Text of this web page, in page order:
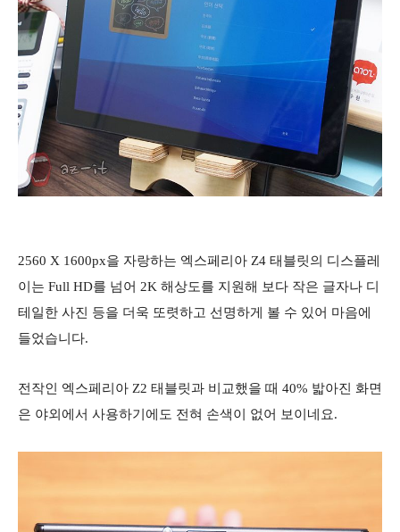
2560 X 1600px을 자랑하는 엑스페리아 Z4 태블릿의 디스플레
이는 Full HD를 넘어 2K 해상도를 지원해 보다 작은 글자나 디
테일한 사진 등을 더욱 또렷하고 선명하게 볼 수 있어 마음에
들었습니다.
전작인 엑스페리아 Z2 태블릿과 비교했을 때 40% 밟아진 화면
은 야외에서 사용하기에도 전혀 손색이 없어 보이네요.